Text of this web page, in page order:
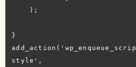
}
style',